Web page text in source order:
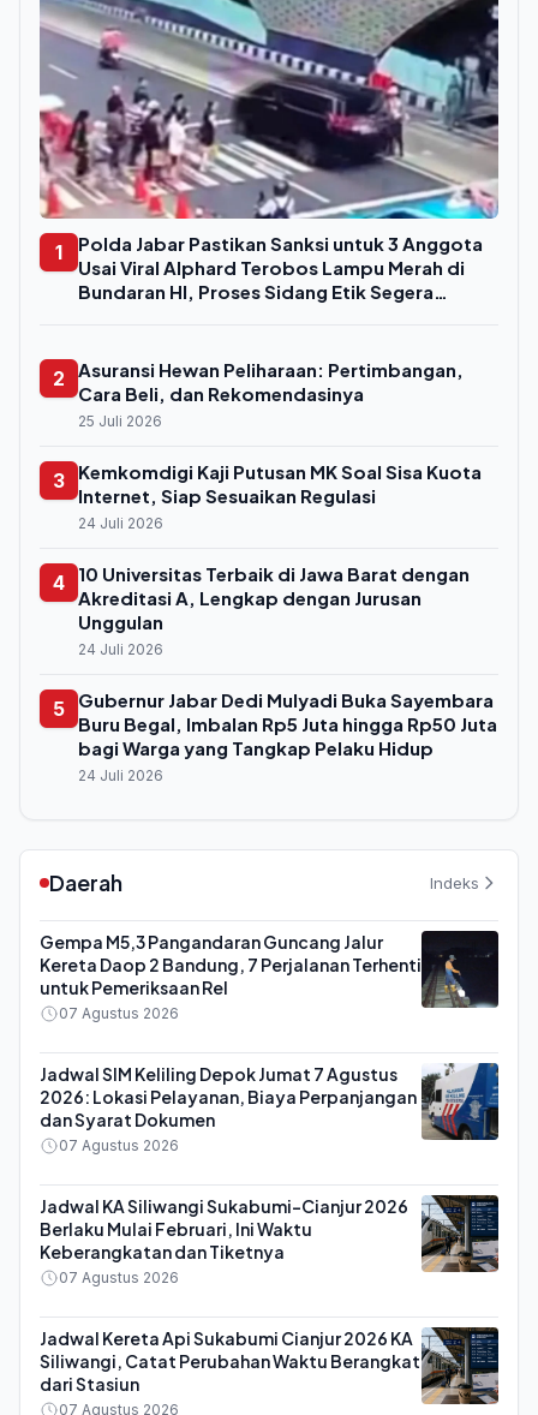
1
Polda Jabar Pastikan Sanksi untuk 3 Anggota
Usai Viral Alphard Terobos Lampu Merah di
Bundaran HI, Proses Sidang Etik Segera
2
Asuransi Hewan Peliharaan: Pertimbangan,
Cara Beli, dan Rekomendasinya
25 Juli 2026
3
Kemkomdigi Kaji Putusan MK Soal Sisa Kuota
Internet, Siap Sesuaikan Regulasi
24 Juli 2026
4
10 Universitas Terbaik di Jawa Barat dengan
Akreditasi A, Lengkap dengan Jurusan
Unggulan
24 Juli 2026
5
Gubernur Jabar Dedi Mulyadi Buka Sayembara
Buru Begal, Imbalan Rp5 Juta hingga Rp50 Juta
bagi Warga yang Tangkap Pelaku Hidup
24 Juli 2026
Daerah Indeks
Gempa M5,3 Pangandaran Guncang Jalur
Kereta Daop 2 Bandung, 7 Perjalanan Terhenti
untuk Pemeriksaan Rel
07 Agustus 2026
Jadwal SIM Keliling Depok Jumat 7 Agustus
2026: Lokasi Pelayanan, Biaya Perpanjangan
dan Syarat Dokumen
07 Agustus 2026
Jadwal KA Siliwangi Sukabumi-Cianjur 2026
Berlaku Mulai Februari, Ini Waktu
Keberangkatan dan Tiketnya
07 Agustus 2026
Jadwal Kereta Api Sukabumi Cianjur 2026 KA
Siliwangi, Catat Perubahan Waktu Berangkat
dari Stasiun
07 Agustus 2026